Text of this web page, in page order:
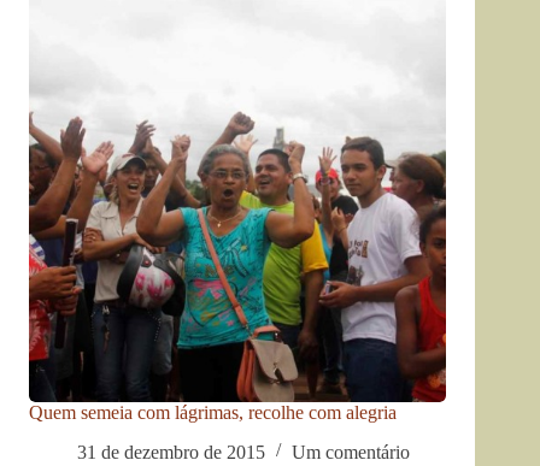
Quem semeia com lágrimas, recolhe com alegria
31 de dezembro de 2015
Um comentário